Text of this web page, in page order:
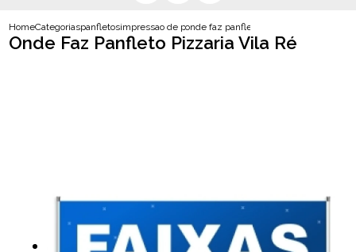
HomeCategoriaspanfletosimpressao de panfletoonde faz panfleto pizzaria vila re
Onde Faz Panfleto Pizzaria Vila Ré